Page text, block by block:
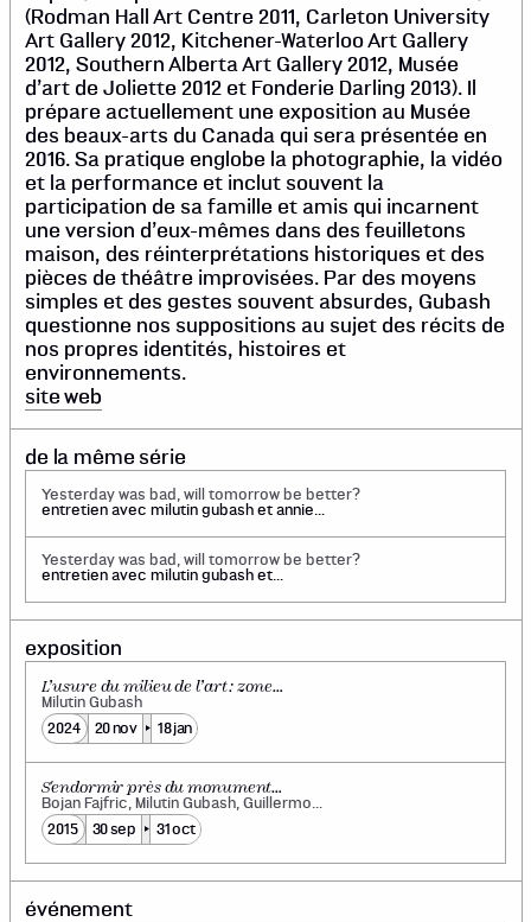
(Rodman Hall Art Centre 2011, Carleton University
Art Gallery 2012, Kitchener-Waterloo Art Gallery
2012, Southern Alberta Art Gallery 2012, Musée
d’art de Joliette 2012 et Fonderie Darling 2013). Il
prépare actuellement une exposition au Musée
des beaux-arts du Canada qui sera présentée en
2016. Sa pratique englobe la photographie, la vidéo
et la performance et inclut souvent la
participation de sa famille et amis qui incarnent
une version d’eux-mêmes dans des feuilletons
maison, des réinterprétations historiques et des
pièces de théâtre improvisées. Par des moyens
simples et des gestes souvent absurdes, Gubash
questionne nos suppositions au sujet des récits de
nos propres identités, histoires et
environnements.
site web
de la même série
Yesterday was bad, will tomorrow be better?
entretien avec milutin gubash et annie
Yesterday was bad, will tomorrow be better?
entretien avec milutin gubash et
exposition
2024 20 nov 18 jan
L’usure du milieu de l’art : zone
sinistrée dans un décor de théâtre
abandonné
Milutin Gubash
2015 30 sep 31 oct
S'endormir près du monument
pendant la révolution
Bojan Fajfric, Milutin Gubash, Guillermo
Trejo
événement